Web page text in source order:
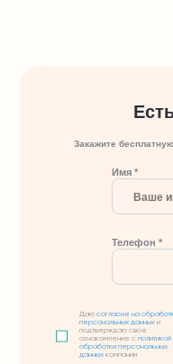
Закажите
Имя *
Телефон *
Даюсогласие на
персональных данных и
подтверждаю свое
ознакомление сполитикой
обработки персональных
данных компании